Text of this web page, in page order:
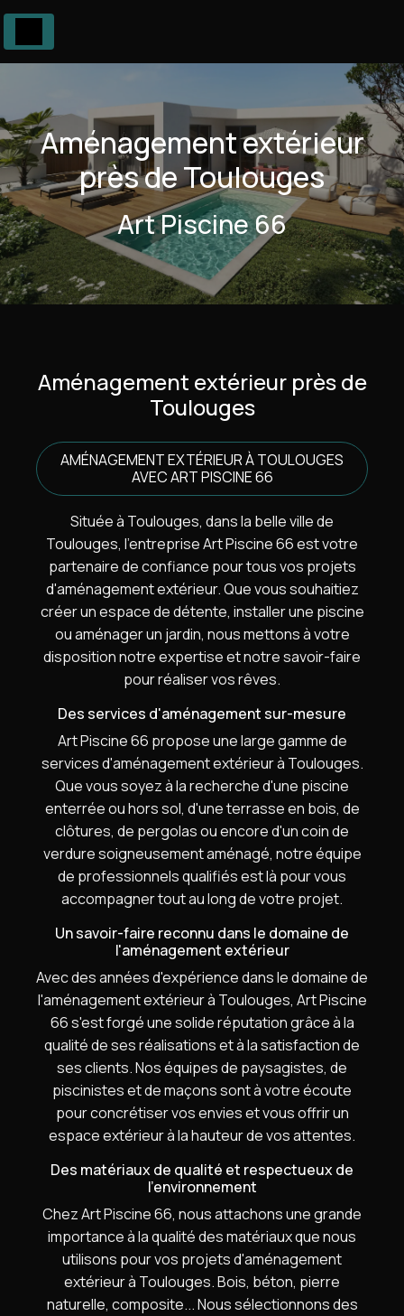
Aménagement extérieur
près de Toulouges
Art Piscine 66
Aménagement extérieur près de
Toulouges
AMÉNAGEMENT EXTÉRIEUR À TOULOUGES
AVEC ART PISCINE 66
Située à Toulouges, dans la belle ville de
Toulouges, l'entreprise Art Piscine 66 est votre
partenaire de confiance pour tous vos projets
d'aménagement extérieur. Que vous souhaitiez
créer un espace de détente, installer une piscine
ou aménager un jardin, nous mettons à votre
disposition notre expertise et notre savoir-faire
pour réaliser vos rêves.
Des services d'aménagement sur-mesure
Art Piscine 66 propose une large gamme de
services d'aménagement extérieur à Toulouges.
Que vous soyez à la recherche d'une piscine
enterrée ou hors sol, d'une terrasse en bois, de
clôtures, de pergolas ou encore d'un coin de
verdure soigneusement aménagé, notre équipe
de professionnels qualifiés est là pour vous
accompagner tout au long de votre projet.
Un savoir-faire reconnu dans le domaine de
l'aménagement extérieur
Avec des années d'expérience dans le domaine de
l'aménagement extérieur à Toulouges, Art Piscine
66 s'est forgé une solide réputation grâce à la
qualité de ses réalisations et à la satisfaction de
ses clients. Nos équipes de paysagistes, de
piscinistes et de maçons sont à votre écoute
pour concrétiser vos envies et vous offrir un
espace extérieur à la hauteur de vos attentes.
Des matériaux de qualité et respectueux de
l'environnement
Chez Art Piscine 66, nous attachons une grande
importance à la qualité des matériaux que nous
utilisons pour vos projets d'aménagement
extérieur à Toulouges. Bois, béton, pierre
naturelle, composite... Nous sélectionnons des
Panneau de gestion des cookies